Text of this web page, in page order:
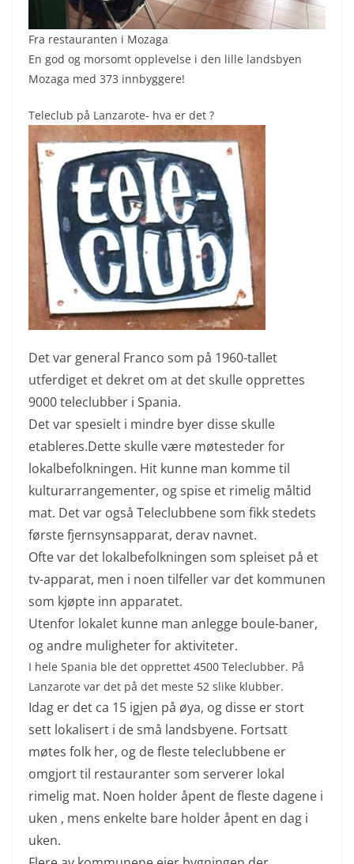
Fra restauranten i Mozaga
En god og morsomt opplevelse i den lille landsbyen
Mozaga med 373 innbyggere!
Teleclub på Lanzarote- hva er det ?
Det var general Franco som på 1960-tallet
utferdiget et dekret om at det skulle opprettes
9000 teleclubber i Spania.
Det var spesielt i mindre byer disse skulle
etableres.Dette skulle være møtesteder for
lokalbefolkningen. Hit kunne man komme til
kulturarrangementer, og spise et rimelig måltid
mat. Det var også Teleclubbene som fikk stedets
første fjernsynsapparat, derav navnet.
Ofte var det lokalbefolkningen som spleiset på et
tv-apparat, men i noen tilfeller var det kommunen
som kjøpte inn apparatet.
Utenfor lokalet kunne man anlegge boule-baner,
og andre muligheter for aktiviteter.
I hele Spania ble det opprettet 4500 Teleclubber. På
Lanzarote var det på det meste 52 slike klubber.
Idag er det ca 15 igjen på øya, og disse er stort
sett lokalisert i de små landsbyene. Fortsatt
møtes folk her, og de fleste teleclubbene er
omgjort til restauranter som serverer lokal
rimelig mat. Noen holder åpent de fleste dagene i
uken , mens enkelte bare holder åpent en dag i
uken.